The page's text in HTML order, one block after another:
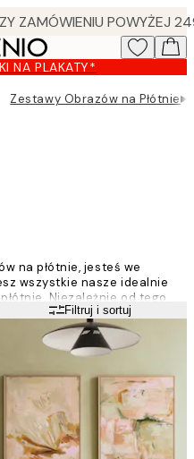
NA PLAKATY*
Zestawy Obrazów na Płótnie▸
na płótnie, jesteś we
wszystkie nasze idealnie
Niezależnie od tego,
w stonowanych kolorach, czy
kolorach, tutaj
płótnie!
Filtruj i sortuj